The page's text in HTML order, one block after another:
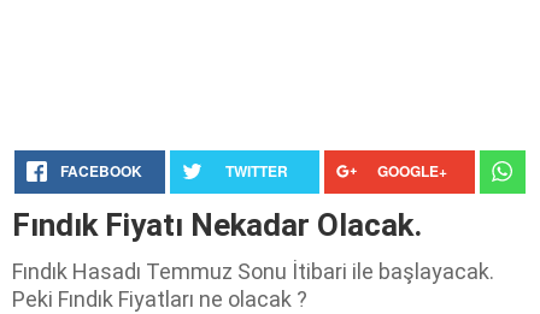
FACEBOOK TWITTER GOOGLE+
Fındık Fiyatı Nekadar Olacak.
Fındık Hasadı Temmuz Sonu İtibari ile başlayacak.
Peki Fındık Fiyatları ne olacak ?